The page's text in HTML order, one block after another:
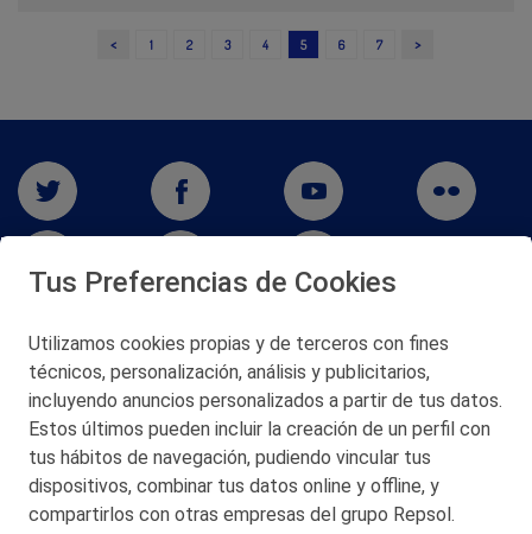
< 1 2 3 4 5 6 7 >
San Martín 5-Edificio Muñatones,
48550 Muskiz (Bizkaia)
Telf. 946 357 000
© 2026 Petronor S.A.
Tus Preferencias de Cookies
Utilizamos cookies propias y de terceros con fines
técnicos, personalización, análisis y publicitarios,
incluyendo anuncios personalizados a partir de tus datos.
Estos últimos pueden incluir la creación de un perfil con
tus hábitos de navegación, pudiendo vincular tus
dispositivos, combinar tus datos online y offline, y
compartirlos con otras empresas del grupo Repsol.